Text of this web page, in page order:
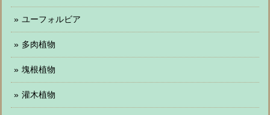
ユーフォルビア
多肉植物
塊根植物
灌木植物